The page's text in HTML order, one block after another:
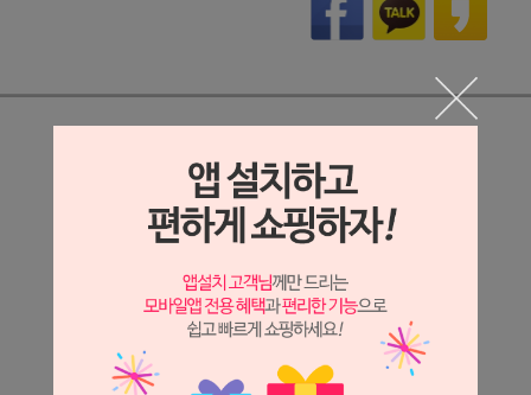
상세정보 새창 열기
상세 정보를 확대해 보실 수 있습니다.
※ 필독해주세요 ※
는 시세 변동에 따라 가격이 달라질 수 있으니
문의 후 주문 바랍니다.